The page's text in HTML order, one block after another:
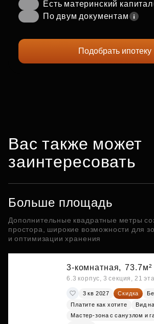
Есть материнский капитал
По двум документам
Подобрать ипотеку
Вас также может
заинтересовать
Больше площадь
Дополнительные квадратные метры
простора, широкие возможности для
и оптимизации хранения
3-комнатная, 73.7м²
6.3 корпус, 3 секция, 21
3 кв 2027 Скидка
Платите как хотите
Вид
Мастер-зона с санузлом и